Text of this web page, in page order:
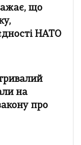
що
НАТО
на
про